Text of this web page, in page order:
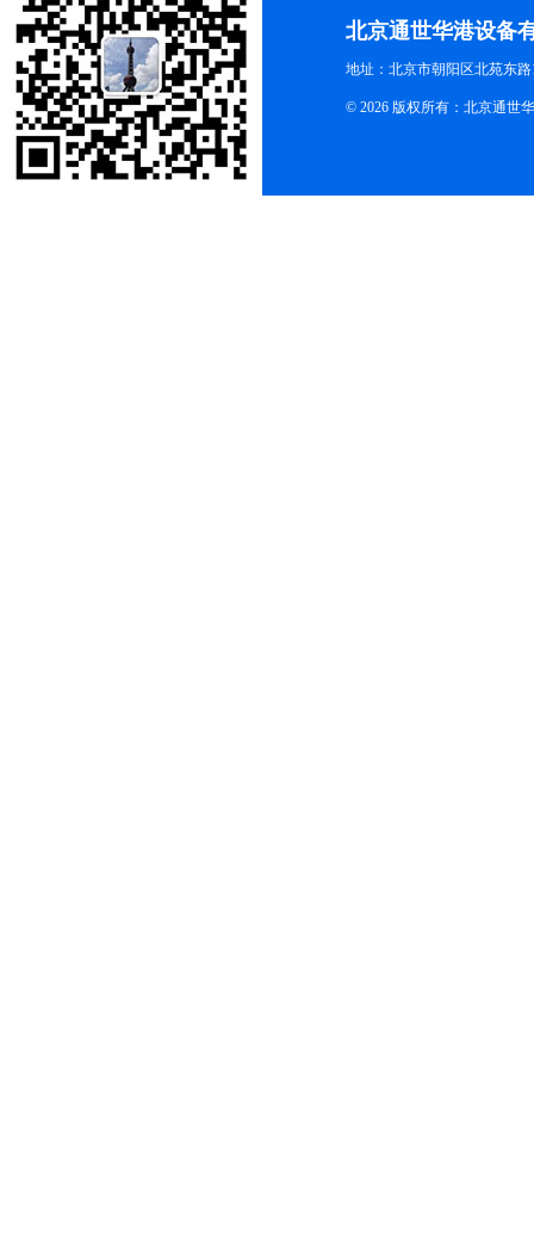
北京通世华港设备
地址：北京市朝阳区北苑东路
© 2026 版权所有：北京通世